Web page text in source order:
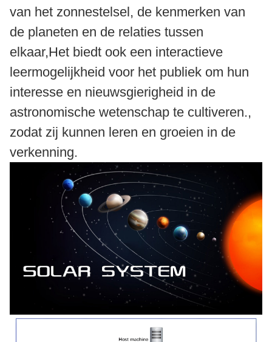
van het zonnestelsel, de kenmerken van
de planeten en de relaties tussen
elkaar,Het biedt ook een interactieve
leermogelijkheid voor het publiek om hun
interesse en nieuwsgierigheid in de
astronomische wetenschap te cultiveren.,
zodat zij kunnen leren en groeien in de
verkenning.